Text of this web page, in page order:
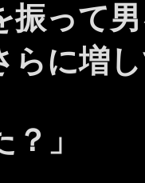
振って
らに増
」